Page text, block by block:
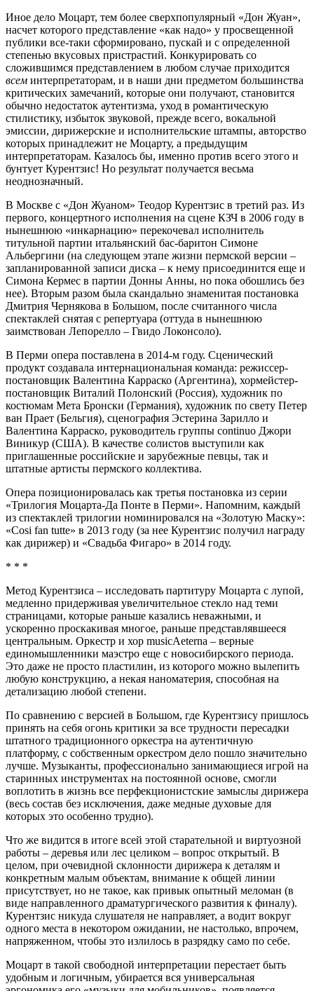
Иное дело Моцарт, тем более сверхпопулярный «Дон Жуан»,
насчет которого представление «как надо» у просвещенной
публики все-таки сформировано, пускай и с определенной
степенью вкусовых пристрастий. Конкурировать со
сложившимся представлением в любом случае приходится
всем интерпретаторам, и в наши дни предметом большинства
критических замечаний, которые они получают, становится
обычно недостаток аутентизма, уход в романтическую
стилистику, избыток звуковой, прежде всего, вокальной
эмиссии, дирижерские и исполнительские штампы, авторство
которых принадлежит не Моцарту, а предыдущим
интерпретаторам. Казалось бы, именно против всего этого и
бунтует Курентзис! Но результат получается весьма
неоднозначный.
В Москве с «Дон Жуаном» Теодор Курентзис в третий раз. Из
первого, концертного исполнения на сцене КЗЧ в 2006 году в
нынешнюю «инкарнацию» перекочевал исполнитель
титульной партии итальянский бас-баритон Симоне
Альбергини (на следующем этапе жизни пермской версии –
запланированной записи диска – к нему присоединится еще и
Симона Кермес в партии Донны Анны, но пока обошлись без
нее). Вторым разом была скандально знаменитая постановка
Дмитрия Чернякова в Большом, после считанного числа
спектаклей снятая с репертуара (оттуда в нынешнюю
заимствован Лепорелло – Гвидо Локонсоло).
В Перми опера поставлена в 2014-м году. Сценический
продукт создавала интернациональная команда: режиссер-
постановщик Валентина Карраско (Аргентина), хормейстер-
постановщик Виталий Полонский (Россия), художник по
костюмам Мета Бронски (Германия), художник по свету Петер
ван Прает (Бельгия), сценография Эстерина Зарилло и
Валентина Карраско, руководитель группы continuo Джори
Виникур (США). В качестве солистов выступили как
приглашенные российские и зарубежные певцы, так и
штатные артисты пермского коллектива.
Опера позиционировалась как третья постановка из серии
«Трилогия Моцарта-Да Понте в Перми». Напомним, каждый
из спектаклей трилогии номинировался на «Золотую Маску»:
«Cosi fan tutte» в 2013 году (за нее Курентзис получил награду
как дирижер) и «Свадьба Фигаро» в 2014 году.
* * *
Метод Курентзиса – исследовать партитуру Моцарта с лупой,
медленно придерживая увеличительное стекло над теми
страницами, которые раньше казались неважными, и
ускоренно проскакивая многое, раньше представлявшееся
центральным. Оркестр и хор musicAeterna – верные
единомышленники маэстро еще с новосибирского периода.
Это даже не просто пластилин, из которого можно вылепить
любую конструкцию, а некая наноматерия, способная на
детализацию любой степени.
По сравнению с версией в Большом, где Курентзису пришлось
принять на себя огонь критики за все трудности пересадки
штатного традиционного оркестра на аутентичную
платформу, с собственным оркестром дело пошло значительно
лучше. Музыканты, профессионально занимающиеся игрой на
старинных инструментах на постоянной основе, смогли
воплотить в жизнь все перфекционистские замыслы дирижера
(весь состав без исключения, даже медные духовые для
которых это особенно трудно).
Что же видится в итоге всей этой старательной и виртуозной
работы – деревья или лес целиком – вопрос открытый. В
целом, при очевидной склонности дирижера к деталям и
конкретным малым объектам, внимание к общей линии
присутствует, но не такое, как привык опытный меломан (в
виде направленного драматургического развития к финалу).
Курентзис никуда слушателя не направляет, а водит вокруг
одного места в некотором ожидании, не настолько, впрочем,
напряженном, чтобы это излилось в разрядку само по себе.
Моцарт в такой свободной интерпретации перестает быть
удобным и логичным, убирается вся универсальная